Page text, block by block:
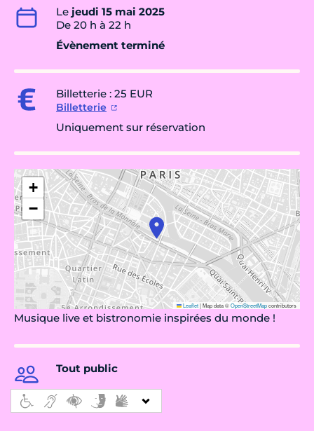
Le jeudi 15 mai 2025
De 20 h à 22 h
Évènement terminé
Billetterie : 25 EUR
Billetterie
Uniquement sur réservation
+
−
Leaflet|Map data ©OpenStreetMapcontributors
Musique live et bistronomie inspirées du monde !
Tout public